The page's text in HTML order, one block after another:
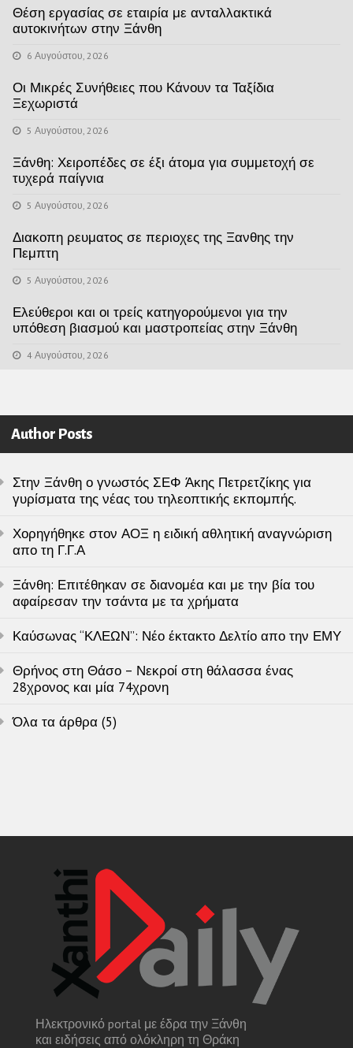
Θέση εργασίας σε εταιρία με ανταλλακτικά
αυτοκινήτων στην Ξάνθη
6 Αυγούστου, 2026
Οι Μικρές Συνήθειες που Κάνουν τα Ταξίδια
Ξεχωριστά
5 Αυγούστου, 2026
Ξάνθη: Χειροπέδες σε έξι άτομα για συμμετοχή σε
τυχερά παίγνια
5 Αυγούστου, 2026
Διακοπη ρευματος σε περιοχες της Ξανθης την
Πεμπτη
5 Αυγούστου, 2026
Ελεύθεροι και οι τρείς κατηγορούμενοι για την
υπόθεση βιασμού και μαστροπείας στην Ξάνθη
4 Αυγούστου, 2026
Author Posts
Στην Ξάνθη ο γνωστός ΣΕΦ Άκης Πετρετζίκης για
γυρίσματα της νέας του τηλεοπτικής εκπομπής.
Χορηγήθηκε στον ΑΟΞ η ειδική αθλητική αναγνώριση
απο τη Γ.Γ.Α
Ξάνθη: Επιτέθηκαν σε διανομέα και με την βία του
αφαίρεσαν την τσάντα με τα χρήματα
Καύσωνας “ΚΛΕΩΝ”: Νέο έκτακτο Δελτίο απο την ΕΜΥ
Θρήνος στη Θάσο – Νεκροί στη θάλασσα ένας
28χρονος και μία 74χρονη
Όλα τα άρθρα (5)
Ηλεκτρονικό portal με έδρα την Ξάνθη
και ειδήσεις από ολόκληρη τη Θράκη